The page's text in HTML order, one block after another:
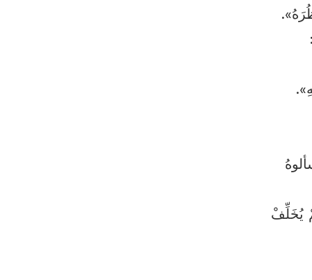
يُخَلِّفْ